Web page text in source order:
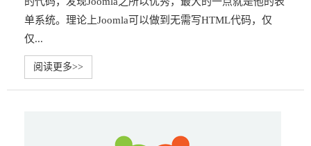
单系统。理论上Joomla可以做到无需写HTML代码，仅
仅...
阅读更多>>